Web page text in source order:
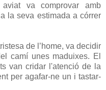
va comprovar amb
la seva estimada a córrer
de l’home, va decidir
camí unes maduixes. El
van cridar l'atenció de la
per agafar-ne un i tastar-